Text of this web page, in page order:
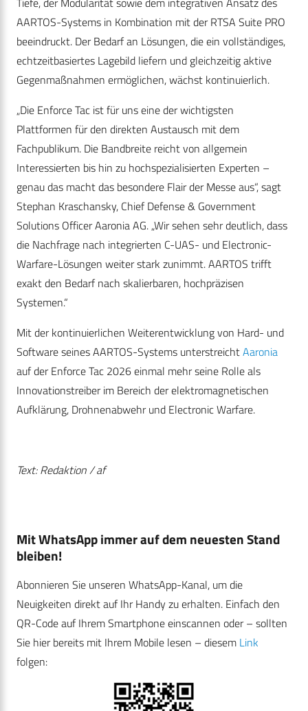
AARTOS-Systems in Kombination mit der RTSA Suite PRO
beeindruckt. Der Bedarf an Lösungen, die ein vollständiges,
echtzeitbasiertes Lagebild liefern und gleichzeitig aktive
Gegenmaßnahmen ermöglichen, wächst kontinuierlich.
„Die Enforce Tac ist für uns eine der wichtigsten
Plattformen für den direkten Austausch mit dem
Fachpublikum. Die Bandbreite reicht von allgemein
Interessierten bis hin zu hochspezialisierten Experten –
genau das macht das besondere Flair der Messe aus“, sagt
Stephan Kraschansky, Chief Defense & Government
Solutions Officer Aaronia AG. „Wir sehen sehr deutlich, dass
die Nachfrage nach integrierten C-UAS- und Electronic-
Warfare-Lösungen weiter stark zunimmt. AARTOS trifft
exakt den Bedarf nach skalierbaren, hochpräzisen
Systemen.“
Mit der kontinuierlichen Weiterentwicklung von Hard- und
Software seines AARTOS-Systems unterstreichtAaronia
auf der Enforce Tac 2026 einmal mehr seine Rolle als
Innovationstreiber im Bereich der elektromagnetischen
Aufklärung, Drohnenabwehr und Electronic Warfare.
Text: Redaktion / af
Mit WhatsApp immer auf dem neuesten Stand
bleiben!
Abonnieren Sie unseren WhatsApp-Kanal, um die
Neuigkeiten direkt auf Ihr Handy zu erhalten. Einfach den
QR-Code auf Ihrem Smartphone einscannen oder – sollten
Sie hier bereits mit Ihrem Mobile lesen – diesem Link
folgen: